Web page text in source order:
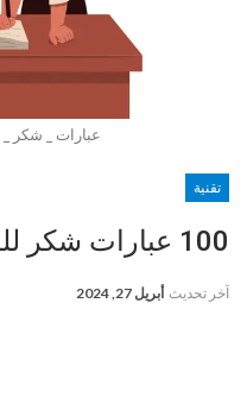
عبارات _ شكر _
تقنية
100 عبارات شكر للمعلمة قصيرة جدا
آخر تحديث أبريل 27, 2024